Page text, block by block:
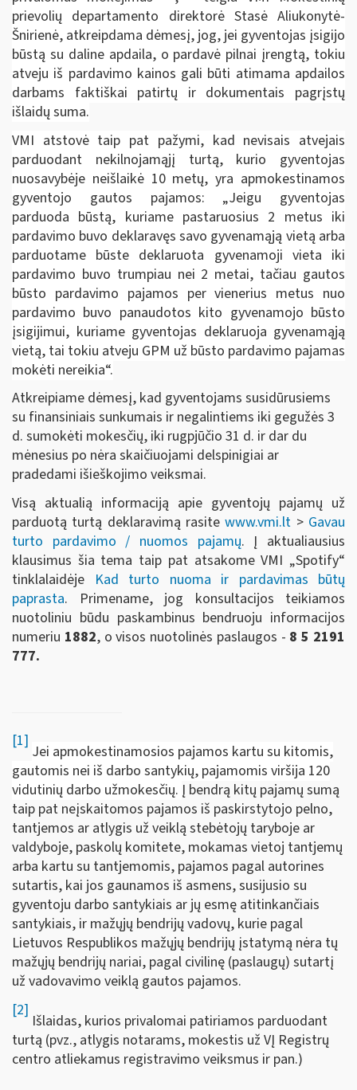
prievolių departamento direktorė Stasė Aliukonytė-
Šnirienė, atkreipdama dėmesį, jog, jei gyventojas įsigijo
būstą su daline apdaila, o pardavė pilnai įrengtą, tokiu
atveju iš pardavimo kainos gali būti atimama apdailos
darbams faktiškai patirtų ir dokumentais pagrįstų
išlaidų suma.
VMI atstovė taip pat pažymi, kad nevisais atvejais
parduodant nekilnojamąjį turtą, kurio gyventojas
nuosavybėje neišlaikė 10 metų, yra apmokestinamos
gyventojo gautos pajamos: „Jeigu gyventojas
parduoda būstą, kuriame pastaruosius 2 metus iki
pardavimo buvo deklaravęs savo gyvenamąją vietą arba
parduotame būste deklaruota gyvenamoji vieta iki
pardavimo buvo trumpiau nei 2 metai, tačiau gautos
būsto pardavimo pajamos per vienerius metus nuo
pardavimo buvo panaudotos kito gyvenamojo būsto
įsigijimui, kuriame gyventojas deklaruoja gyvenamąją
vietą, tai tokiu atveju GPM už būsto pardavimo pajamas
mokėti nereikia“.
Atkreipiame dėmesį, kad gyventojams susidūrusiems
su finansiniais sunkumais ir negalintiems iki gegužės 3
d. sumokėti mokesčių, iki rugpjūčio 31 d. ir dar du
mėnesius po nėra skaičiuojami delspinigiai ar
pradedami išieškojimo veiksmai.
Visą aktualią informaciją apie gyventojų pajamų už
parduotą turtą deklaravimą rasitewww.vmi.lt > Gavau
turto pardavimo / nuomos pajamų. Į aktualiausius
klausimus šia tema taip pat atsakome VMI „Spotify“
tinklalaidėje Kad turto nuoma ir pardavimas būtų
paprasta. Primename, jog konsultacijos teikiamos
nuotoliniu būdu paskambinus bendruoju informacijos
numeriu 1882, o visos nuotolinės paslaugos - 8 5 2191
777.
[1]
Jei apmokestinamosios pajamos kartu su kitomis,
gautomis nei iš darbo santykių, pajamomis viršija 120
vidutinių darbo užmokesčių. Į bendrą kitų pajamų sumą
taip pat neįskaitomos pajamos iš paskirstytojo pelno,
tantjemos ar atlygis už veiklą stebėtojų taryboje ar
valdyboje, paskolų komitete, mokamas vietoj tantjemų
arba kartu su tantjemomis, pajamos pagal autorines
sutartis, kai jos gaunamos iš asmens, susijusio su
gyventoju darbo santykiais ar jų esmę atitinkančiais
santykiais, ir mažųjų bendrijų vadovų, kurie pagal
Lietuvos Respublikos mažųjų bendrijų įstatymą nėra tų
mažųjų bendrijų nariai, pagal civilinę (paslaugų) sutartį
už vadovavimo veiklą gautos pajamos.
[2]
Išlaidas, kurios privalomai patiriamos parduodant
turtą (pvz., atlygis notarams, mokestis už VĮ Registrų
centro atliekamus registravimo veiksmus ir pan.)